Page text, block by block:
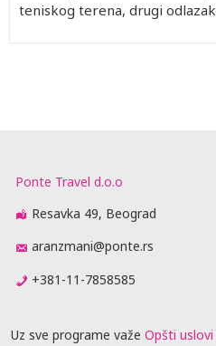
teniskog terena, drugi
Ponte Travel d.o.o
Resavka 49, Beograd
aranzmani@ponte.rs
+381-11-7858585
Uz sve programe važe Opšti